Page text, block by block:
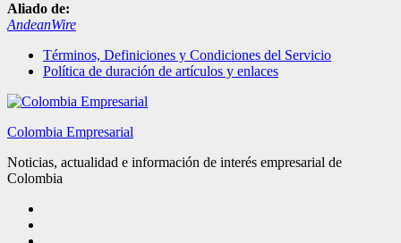
Aliado de:
AndeanWire
Términos, Definiciones y Condiciones del Servicio
Política de duración de artículos y enlaces
Colombia Empresarial
Noticias, actualidad e información de interés empresarial de
Colombia